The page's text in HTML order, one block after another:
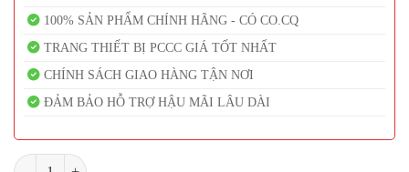
100% SẢN PHẨM CHÍNH HÃNG - CÓ CO.CQ
TRANG THIẾT BỊ PCCC GIÁ TỐT NHẤT
CHÍNH SÁCH GIAO HÀNG TẬN NƠI
ĐẢM BẢO HỖ TRỢ HẬU MÃI LÂU DÀI
Rìu thoát hiểm số lượng